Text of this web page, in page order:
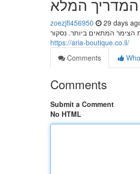
המדריך המלא
zoezjfl456950 29 days
המתאים ביותר. נסקור
https://aria-boutique.co.il/
Comments
Comments
Submit a Comment
No HTML